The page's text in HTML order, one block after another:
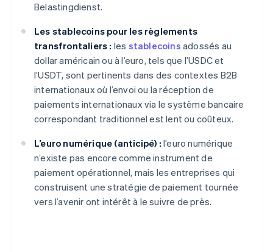
Belastingdienst.
Les stablecoins pour les règlements
transfrontaliers : les stablecoins adossés au
dollar américain ou à l’euro, tels que l’USDC et
l’USDT, sont pertinents dans des contextes B2B
internationaux où l’envoi ou la réception de
paiements internationaux via le système bancaire
correspondant traditionnel est lent ou coûteux.
L’euro numérique (anticipé) : l’euro numérique
n’existe pas encore comme instrument de
paiement opérationnel, mais les entreprises qui
construisent une stratégie de paiement tournée
vers l’avenir ont intérêt à le suivre de près.